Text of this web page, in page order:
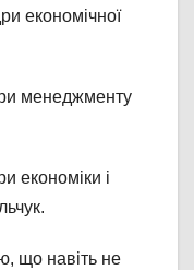
економічної
менеджменту
економіки і
що навіть не